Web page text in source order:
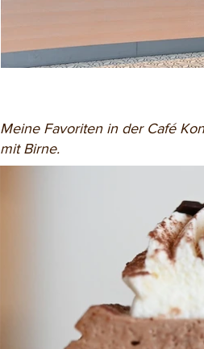
Meine Favoriten in der Café
mit Birne.